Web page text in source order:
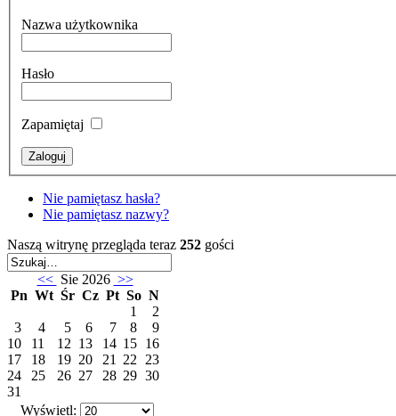
Nazwa użytkownika
Hasło
Zapamiętaj
Nie pamiętasz hasła?
Nie pamiętasz nazwy?
Naszą witrynę przegląda teraz 252 gości
<< Sie 2026 >>
Pn Wt Śr Cz Pt So N
1
2
3
4 5 6 7 8
9
10
11 12 13 14 15 16
17
18 19 20 21 22
23
24
25 26 27 28 29 30
31
Wyświetl: